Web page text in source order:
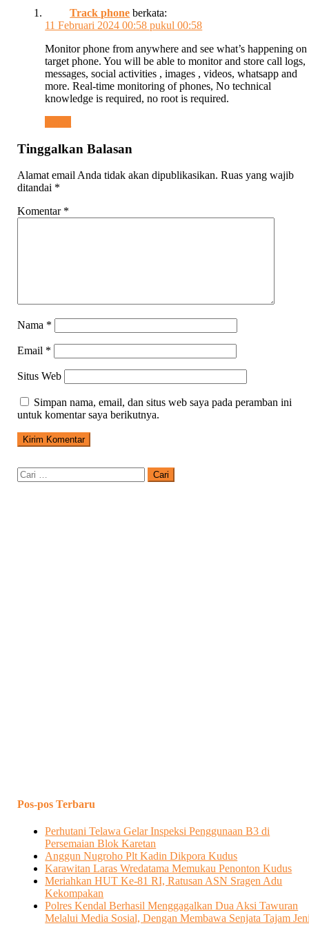
Track phone berkata:
11 Februari 2024 00:58 pukul 00:58
Monitor phone from anywhere and see what’s happening on
target phone. You will be able to monitor and store call logs,
messages, social activities , images , videos, whatsapp and
more. Real-time monitoring of phones, No technical
knowledge is required, no root is required.
Tinggalkan Balasan
Alamat email Anda tidak akan dipublikasikan. Ruas yang wajib
ditandai *
Komentar *
Nama *
Email *
Situs Web
Simpan nama, email, dan situs web saya pada peramban ini
untuk komentar saya berikutnya.
Cari
untuk:
Pos-pos Terbaru
Perhutani Telawa Gelar Inspeksi Penggunaan B3 di
Persemaian Blok Karetan
Anggun Nugroho Plt Kadin Dikpora Kudus
Karawitan Laras Wredatama Memukau Penonton Kudus
Meriahkan HUT Ke-81 RI, Ratusan ASN Sragen Adu
Kekompakan
Polres Kendal Berhasil Menggagalkan Dua Aksi Tawuran
Melalui Media Sosial, Dengan Membawa Senjata Tajam